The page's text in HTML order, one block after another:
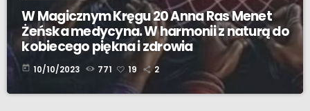
W Magicznym Kręgu 20 Anna Ras Menet
Żeńska medycyna. W harmonii z naturą do
kobiecego piękna i zdrowia
today 10/10/2023 771 19 2